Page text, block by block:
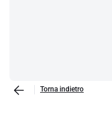
Torna indietro